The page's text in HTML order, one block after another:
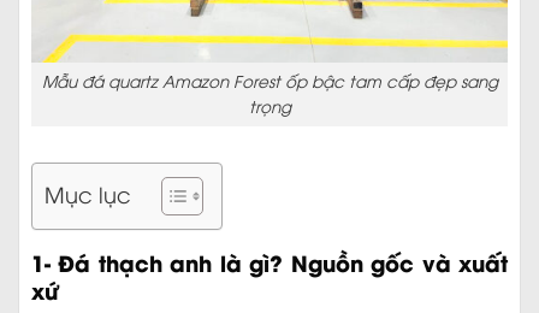
Mẫu đá quartz Amazon Forest ốp bậc tam cấp đẹp sang
trọng
Mục lục
1- Đá thạch anh là gì? Nguồn gốc và xuất
xứ